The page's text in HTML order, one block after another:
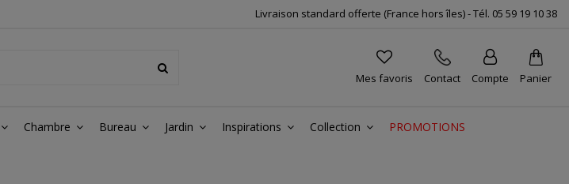
Livraison standard offerte (France hors îles) -Tél. 05 59 19 10 38
Mes favoris Contact Compte Panier
Chambre Bureau Jardin Inspirations Collection PROMOTIONS